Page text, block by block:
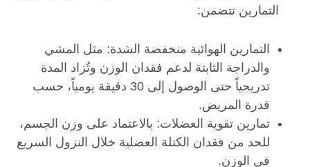
التمارين تتضمن:
التمارين الهوائية منخفضة الشدة: مثل المشي
والدراجة الثابتة لدعم فقدان الوزن وتُزاد المدة
تدريجياً حتى الوصول إلى 30 دقيقة يومياً، حسب
قدرة المريض.
تمارين تقوية العضلات: بالاعتماد على وزن الجسم،
للحد من فقدان الكتلة العضلية خلال النزول السريع
في الوزن.